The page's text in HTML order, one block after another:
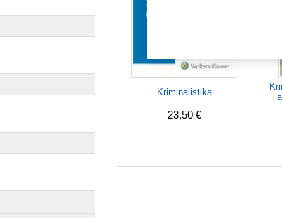
Kriminalistika
23,50 €